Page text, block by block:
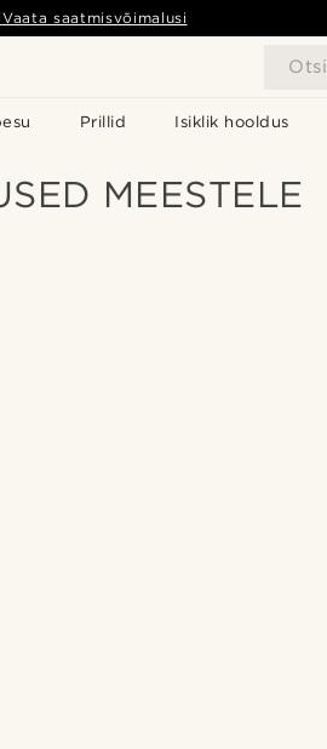
Otsi
Prillid Isiklik hooldus
Vaata saatmisvõimalusi
MEESTELE